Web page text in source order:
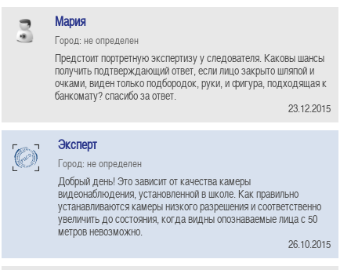
Мария
Город: не определен
Предстоит портретную экспертизу у следователя. Каковы шансы
получить подтверждающий ответ, если лицо закрыто шляпой и
очками, виден только подбородок, руки, и фигура, подходящая к
банкомату? спасибо за ответ.
23.12.2015
Эксперт
Город: не определен
Добрый день! Это зависит от качества камеры
видеонаблюдения, установленной в школе. Как правильно
устанавливаются камеры низкого разрешения и соответственно
увеличить до состояния, когда видны опознаваемые лица с 50
метров невозможно.
26.10.2015